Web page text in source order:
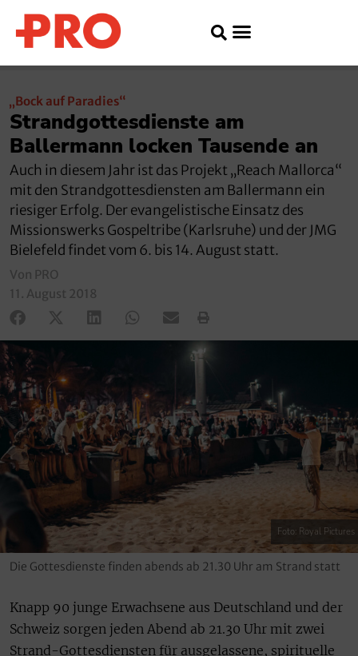
„Bock auf Paradies“
Strandgottesdienste am
Ballermann locken Tausende an
Auch in diesem Jahr ist das Projekt „Reach Mallorca“
mit den Strandgottesdiensten am Ballermann ein
riesiger Erfolg. Der evangelistische Einsatz des
Missionswerks Gospeltribe (Karlsruhe) und der JMG
Bielefeld findet vom 6. bis 14. August statt.
Von PRO
11. August 2018
Foto: Royal Pictures
Die Gottesdienste finden abends ab 21.30 Uhr am Strand statt
Knapp 90 junge Erwachsene aus Deutschland und der
Schweiz sorgen jeden Abend ab 21.30 Uhr mit zwei
Strand-Gottesdiensten für ausgelassene, spirituelle